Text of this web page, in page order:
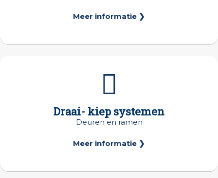
Meer informatie ❯
Draai- kiep systemen
Deuren en ramen
Meer informatie ❯